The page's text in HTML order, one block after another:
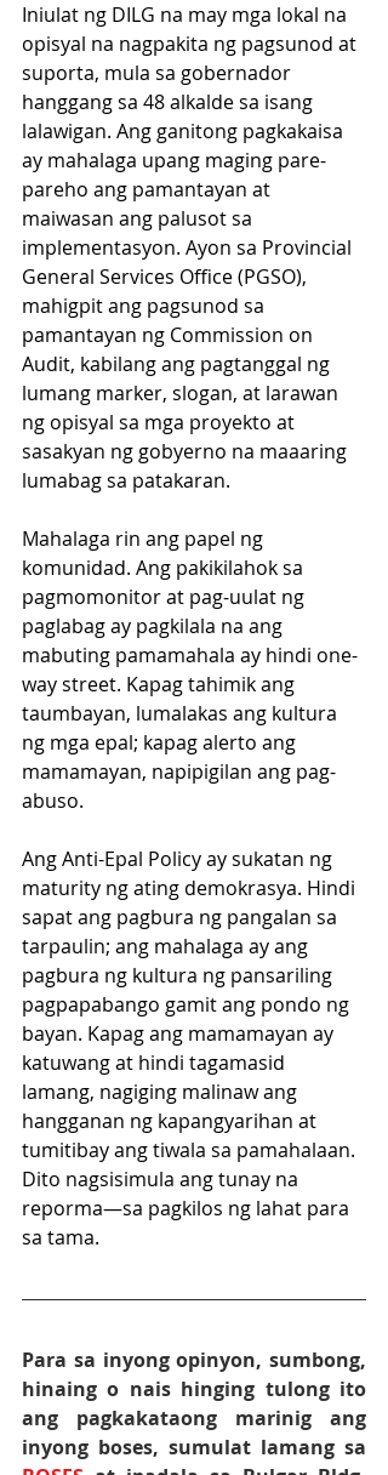
Iniulat ng DILG na may mga lokal na
opisyal na nagpakita ng pagsunod at
suporta, mula sa gobernador
hanggang sa 48 alkalde sa isang
lalawigan. Ang ganitong pagkakaisa
ay mahalaga upang maging pare-
pareho ang pamantayan at
maiwasan ang palusot sa
implementasyon. Ayon sa Provincial
General Services Office (PGSO),
mahigpit ang pagsunod sa
pamantayan ng Commission on
Audit, kabilang ang pagtanggal ng
lumang marker, slogan, at larawan
ng opisyal sa mga proyekto at
sasakyan ng gobyerno na maaaring
lumabag sa patakaran.
Mahalaga rin ang papel ng
komunidad. Ang pakikilahok sa
pagmomonitor at pag-uulat ng
paglabag ay pagkilala na ang
mabuting pamamahala ay hindi one-
way street. Kapag tahimik ang
taumbayan, lumalakas ang kultura
ng mga epal; kapag alerto ang
mamamayan, napipigilan ang pag-
abuso.
Ang Anti-Epal Policy ay sukatan ng
maturity ng ating demokrasya. Hindi
sapat ang pagbura ng pangalan sa
tarpaulin; ang mahalaga ay ang
pagbura ng kultura ng pansariling
pagpapabango gamit ang pondo ng
bayan. Kapag ang mamamayan ay
katuwang at hindi tagamasid
lamang, nagiging malinaw ang
hangganan ng kapangyarihan at
tumitibay ang tiwala sa pamahalaan.
Dito nagsisimula ang tunay na
reporma—sa pagkilos ng lahat para
sa tama.
Para sa inyong opinyon, sumbong,
hinaing o nais hinging tulong ito
ang pagkakataong marinig ang